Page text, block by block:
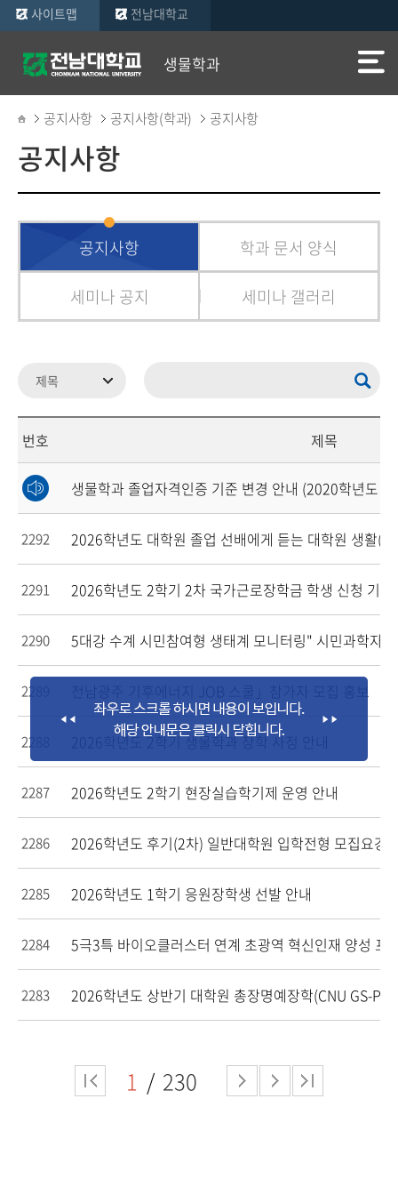
사이트맵 전남대학교
생물학과
공지사항 공지사항(학과) 공지사항
공지사항
공지사항 학과 문서 양식
세미나 공지 세미나 갤러리
번호 제목
생물학과 졸업자격인증 기준 변경 안내 (2020학년도
2292 2026학년도 대학원 졸업 선배에게 듣는 대학원 생활(
2291 2026학년도 2학기 2차 국가근로장학금 학생 신청 기간
2290 5대강 수계 시민참여형 생태계 모니터링" 시민과학자
2289 전남광주 기후에너지 JOB 스쿨」참가자 모집 홍보
2288 2026학년도 2학기 생물학과 장학 사정 안내
2287 2026학년도 2학기 현장실습학기제 운영 안내
2286 2026학년도 후기(2차) 일반대학원 입학전형 모집요강
2285 2026학년도 1학기 응원장학생 선발 안내
2284 5극3특 바이오클러스터 연계 초광역 혁신인재 양성 프
2283 2026학년도 상반기 대학원 총장명예장학(CNU GS-
1 230